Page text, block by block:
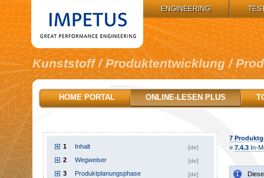
Kunststoff / Produktentwicklung /
7
» 7.4.3 In-
1 Inhalt [de]
2 Wegweiser [de]
3 Produktplanungsphase [de]
HOME PORTAL ONLINE-LESEN PLUS
ENGINEERING